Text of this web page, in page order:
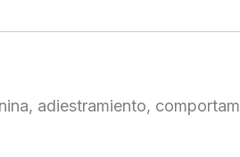
adiestramiento,